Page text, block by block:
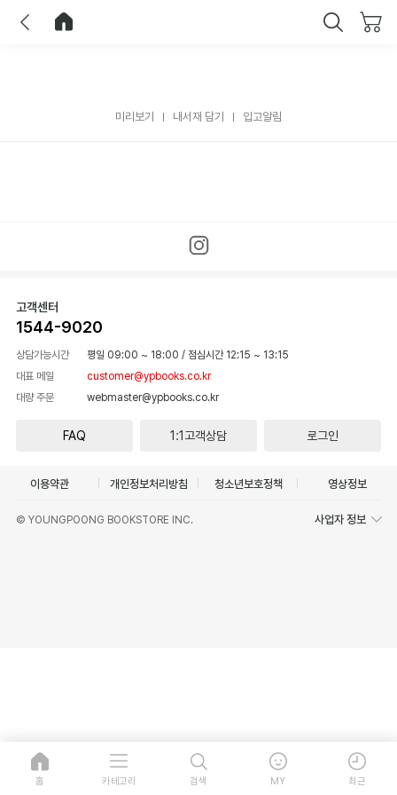
미리보기 내서재 담기 입고알림
고객센터
1544-9020
상담가능시간 평일 09:00 ~ 18:00 / 점심시간 12:15 ~ 13:15
대표 메일
customer@ypbooks.co.kr
대량 주문
webmaster@ypbooks.co.kr
FAQ 1:1고객상담 로그인
이용약관 개인정보처리방침 청소년보호정책 영상정보
© YOUNGPOONG BOOKSTORE INC. 사업자 정보
홈 카테고리 검색 MY 최근